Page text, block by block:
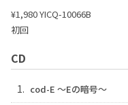
¥1,980YICQ-10066B
初回
CD
1. cod-E ～Eの暗号～